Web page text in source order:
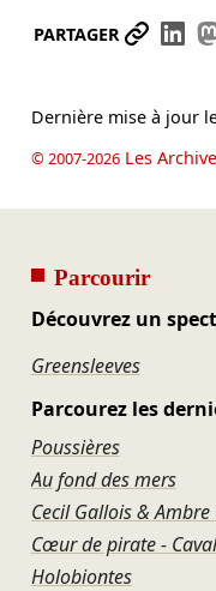
PARTAGER
Dernière mise à jour
© 2007-2026Les
Parcourir
Découvrez un
Greensleeves
Parcourez les
Poussières
Au fond des mers
Cœur de pirate -
Holobiontes